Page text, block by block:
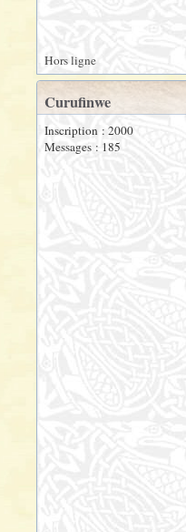
Hors ligne
Curufinwe
Inscription : 2000
Messages : 185